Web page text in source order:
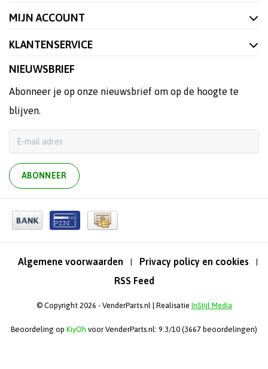
MIJN ACCOUNT
KLANTENSERVICE
NIEUWSBRIEF
Abonneer je op onze nieuwsbrief om op de hoogte te
blijven.
ABONNEER
Algemene voorwaarden | Privacy policy en cookies |
RSS Feed
© Copyright 2026 - VenderParts.nl | Realisatie InStijl Media
Beoordeling op KiyOh voor VenderParts.nl: 9.3/10 (3667 beoordelingen)